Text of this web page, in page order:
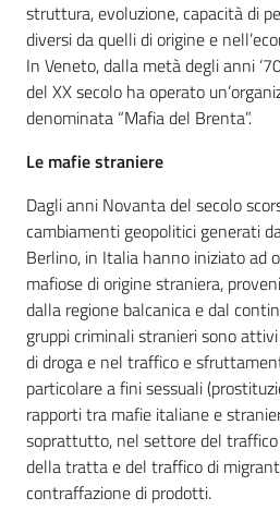
struttura, evoluzione, capacità di
diversi da quelli di origine e
In Veneto, dalla metà degli anni
del XX secolo ha operato
denominata “Mafia del Brenta”.
Le mafie straniere
Dagli anni Novanta del secolo
cambiamenti geopolitici generati
Berlino, in Italia hanno iniziato ad
mafiose di origine straniera,
dalla regione balcanica e dal
gruppi criminali stranieri sono
di droga e nel traffico e
particolare a fini sessuali
rapporti tra mafie italiane e
soprattutto, nel settore del
della tratta e del traffico di
contraffazione di prodotti.